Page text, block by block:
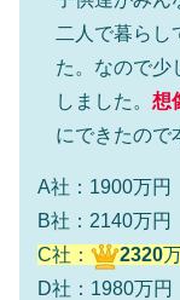
二人で暮らし
た。なので少
しました。 想
にできたので
A社：1900万円
B社：2140万円
C社：
2320
D社：1980万円